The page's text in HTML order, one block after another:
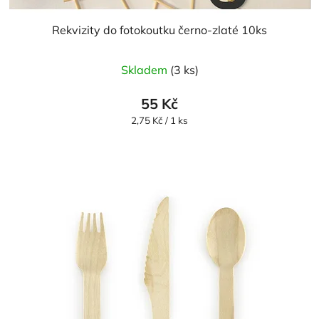
Rekvizity do fotokoutku černo-zlaté 10ks
Skladem (3 ks)
55 Kč
Měrná
2,75 Kč / 1 ks